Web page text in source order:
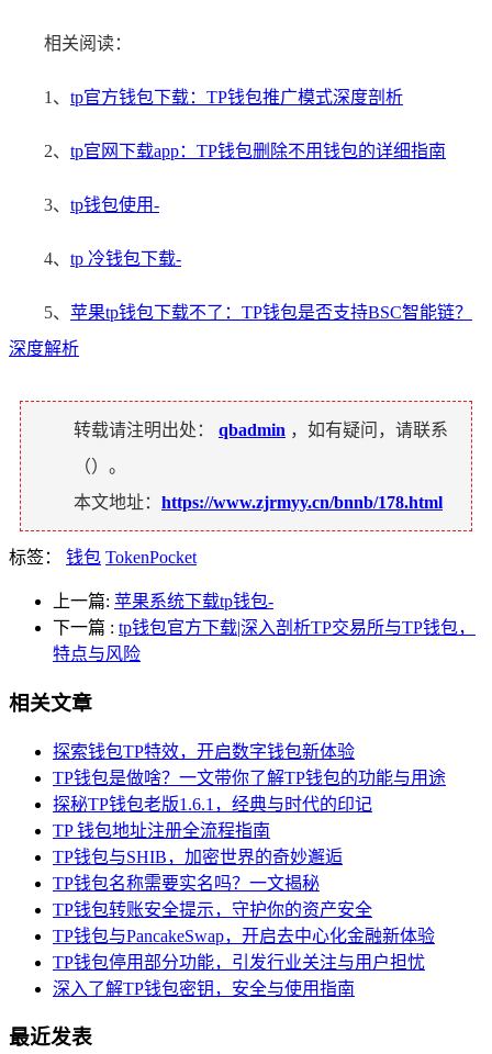
相关阅读：
1、 tp官方钱包下载：TP钱包推广模式深度剖析
2、 tp官网下载app：TP钱包删除不用钱包的详细指南
3、 tp钱包使用-
4、 tp 冷钱包下载-
5、 苹果tp钱包下载不了：TP钱包是否支持BSC智能链？
深度解析
转载请注明出处： qbadmin ，如有疑问，请联系
（）。
本文地址： https://www.zjrmyy.cn/bnnb/178.html
标签： 钱包 TokenPocket
上一篇: 苹果系统下载tp钱包-
下一篇 : tp钱包官方下载|深入剖析TP交易所与TP钱包，
特点与风险
相关文章
探索钱包TP特效，开启数字钱包新体验
TP钱包是做啥？一文带你了解TP钱包的功能与用途
探秘TP钱包老版1.6.1，经典与时代的印记
TP 钱包地址注册全流程指南
TP钱包与SHIB，加密世界的奇妙邂逅
TP钱包名称需要实名吗？一文揭秘
TP钱包转账安全提示，守护你的资产安全
TP钱包与PancakeSwap，开启去中心化金融新体验
TP钱包停用部分功能，引发行业关注与用户担忧
深入了解TP钱包密钥，安全与使用指南
最近发表